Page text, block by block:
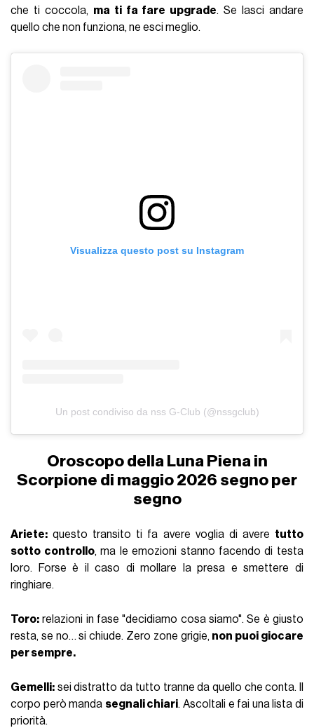
che ti coccola, ma ti fa fare upgrade. Se lasci andare
quello che non funziona, ne esci meglio.
Visualizza questo post su Instagram
Un post condiviso da nss G-Club (@nssgclub)
Oroscopo della Luna Piena in
Scorpione di maggio 2026 segno per
segno
Ariete: questo transito ti fa avere voglia di avere tutto
sotto controllo, ma le emozioni stanno facendo di testa
loro. Forse è il caso di mollare la presa e smettere di
ringhiare.
Toro: relazioni in fase "decidiamo cosa siamo". Se è giusto
resta, se no… si chiude. Zero zone grigie, non puoi giocare
per sempre.
Gemelli: sei distratto da tutto tranne da quello che conta. Il
corpo però manda segnali chiari. Ascoltali e fai una lista di
priorità.